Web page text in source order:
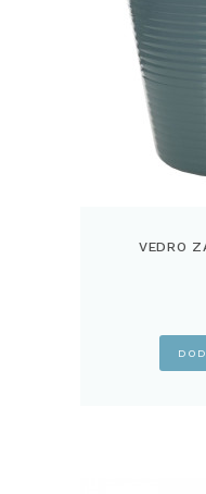
VEDRO